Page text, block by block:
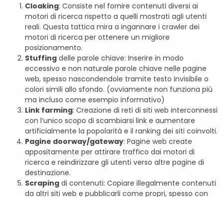
Cloaking: Consiste nel fornire contenuti diversi ai
motori di ricerca rispetto a quelli mostrati agli utenti
reali. Questa tattica mira a ingannare i crawler dei
motori di ricerca per ottenere un migliore
posizionamento.
Stuffing delle parole chiave: Inserire in modo
eccessivo e non naturale parole chiave nelle pagine
web, spesso nascondendole tramite testo invisibile o
colori simili allo sfondo. (ovviamente non funziona più
ma incluso come esempio informativo)
Link farming: Creazione di reti di siti web interconnessi
con l’unico scopo di scambiarsi link e aumentare
artificialmente la popolarità e il ranking dei siti coinvolti.
Pagine doorway/gateway: Pagine web create
appositamente per attirare traffico dai motori di
ricerca e reindirizzare gli utenti verso altre pagine di
destinazione.
Scraping di contenuti: Copiare illegalmente contenuti
da altri siti web e pubblicarli come propri, spesso con